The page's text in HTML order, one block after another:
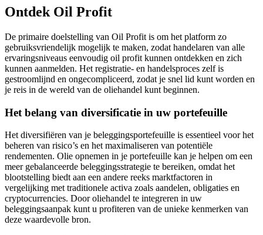
Ontdek Oil Profit
De primaire doelstelling van Oil Profit is om het platform zo
gebruiksvriendelijk mogelijk te maken, zodat handelaren van alle
ervaringsniveaus eenvoudig oil profit kunnen ontdekken en zich
kunnen aanmelden. Het registratie- en handelsproces zelf is
gestroomlijnd en ongecompliceerd, zodat je snel lid kunt worden en
je reis in de wereld van de oliehandel kunt beginnen.
Het belang van diversificatie in uw portefeuille
Het diversifiëren van je beleggingsportefeuille is essentieel voor het
beheren van risico’s en het maximaliseren van potentiële
rendementen. Olie opnemen in je portefeuille kan je helpen om een
meer gebalanceerde beleggingsstrategie te bereiken, omdat het
blootstelling biedt aan een andere reeks marktfactoren in
vergelijking met traditionele activa zoals aandelen, obligaties en
cryptocurrencies. Door oliehandel te integreren in uw
beleggingsaanpak kunt u profiteren van de unieke kenmerken van
deze waardevolle bron.